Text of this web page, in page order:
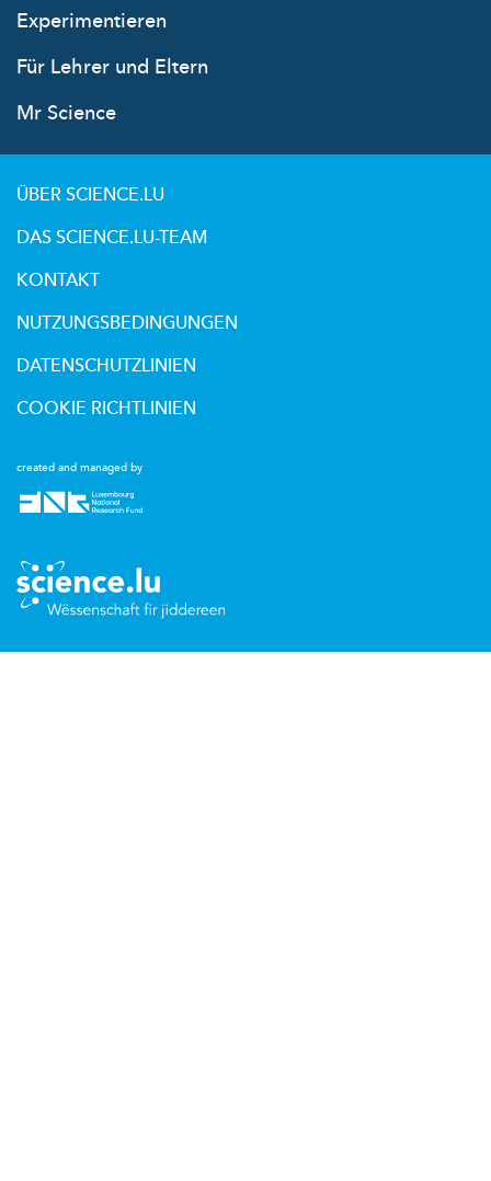
Experimentieren
Für Lehrer und Eltern
Mr Science
created and managed by
ÜBER SCIENCE.LU
DAS SCIENCE.LU-TEAM
KONTAKT
NUTZUNGSBEDINGUNGEN
DATENSCHUTZLINIEN
COOKIE RICHTLINIEN